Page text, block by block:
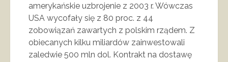
amerykańskie uzbrojenie z 2003 r. Wówczas
USA wycofały się z 80 proc. z 44
zobowiązań zawartych z polskim rządem. Z
obiecanych kilku miliardów zainwestowali
zaledwie 500 mln dol. Kontrakt na dostawę